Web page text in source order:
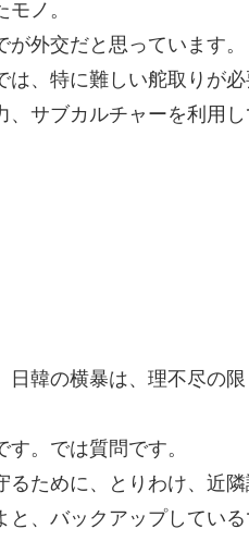
ノ。
外交だと思っています。
は、特に難しい舵取りが
、サブカルチャーを利用
日韓の横暴は、理不尽の
。では質問です。
ために、とりわけ、近
、バックアップしてい